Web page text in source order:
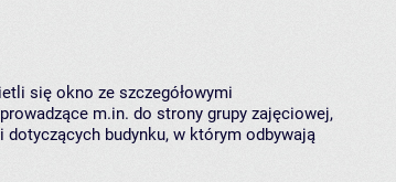
się okno ze szczegółowymi
m.in. do strony grupy zajęciowej,
budynku, w którym odbywają